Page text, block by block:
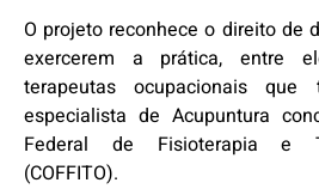
O projeto reconhece o direito de
exercerem a prática, entre
terapeutas ocupacionais
especialista de Acupuntura
Federal de Fisioterapia e
(COFFITO).